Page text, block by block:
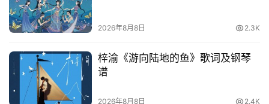
词
他
2026年8月8日 2.3K
梓渝《游向陆地的鱼》歌词及钢琴
谱
2026年8月8日 2.4K